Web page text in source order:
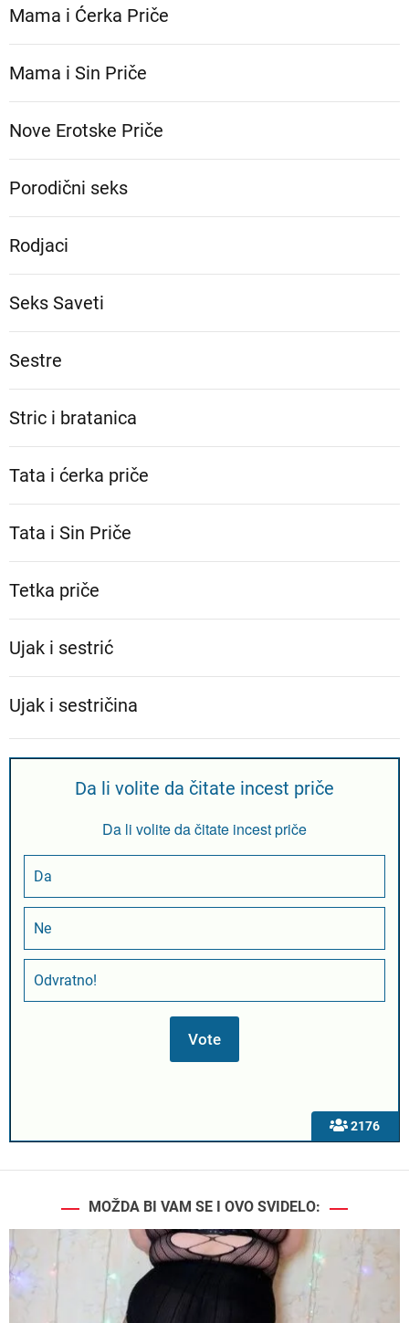
Mama i Ćerka Priče
Mama i Sin Priče
Nove Erotske Priče
Porodični seks
Rodjaci
Seks Saveti
Sestre
Stric i bratanica
Tata i ćerka priče
Tata i Sin Priče
Tetka priče
Ujak i sestrić
Ujak i sestričina
2176
Da li volite da čitate incest priče
Da li volite da čitate incest priče
Da
Ne
Odvratno!
MOŽDA BI VAM SE I OVO SVIDELO: